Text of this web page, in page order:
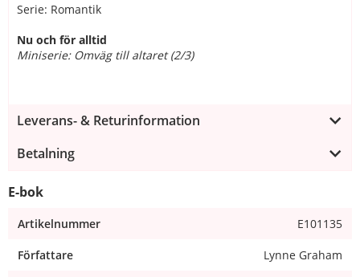
Serie: Romantik
Nu och för alltid
Miniserie: Omväg till altaret (2/3)
Leverans- & Returinformation
Betalning
E-bok
Artikelnummer E101135
Författare Lynne Graham